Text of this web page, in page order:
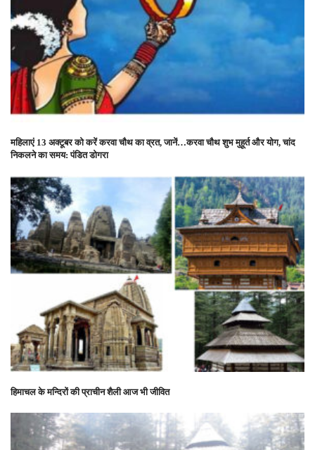
महिलाएं 13 अक्टूबर को करें करवा चौथ का व्रत, जानें…करवा चौथ शुभ मुहूर्त और योग, चांद
निकलने का समय: पंडित डोगरा
हिमाचल के मन्दिरों की प्राचीन शैली आज भी जीवित